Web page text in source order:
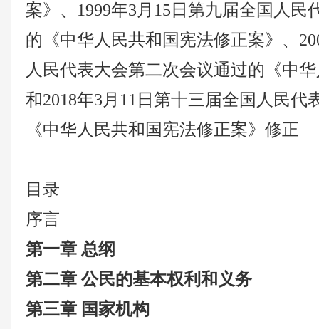
案》、1999年3月15日第九届全国人民
的《中华人民共和国宪法修正案》、
人民代表大会第二次会议通过的《中
和2018年3月11日第十三届全国人民代
《中华人民共和国宪法修正案》修正
目录
序言
第一章 总纲
第二章 公民的基本权利和义务
第三章 国家机构